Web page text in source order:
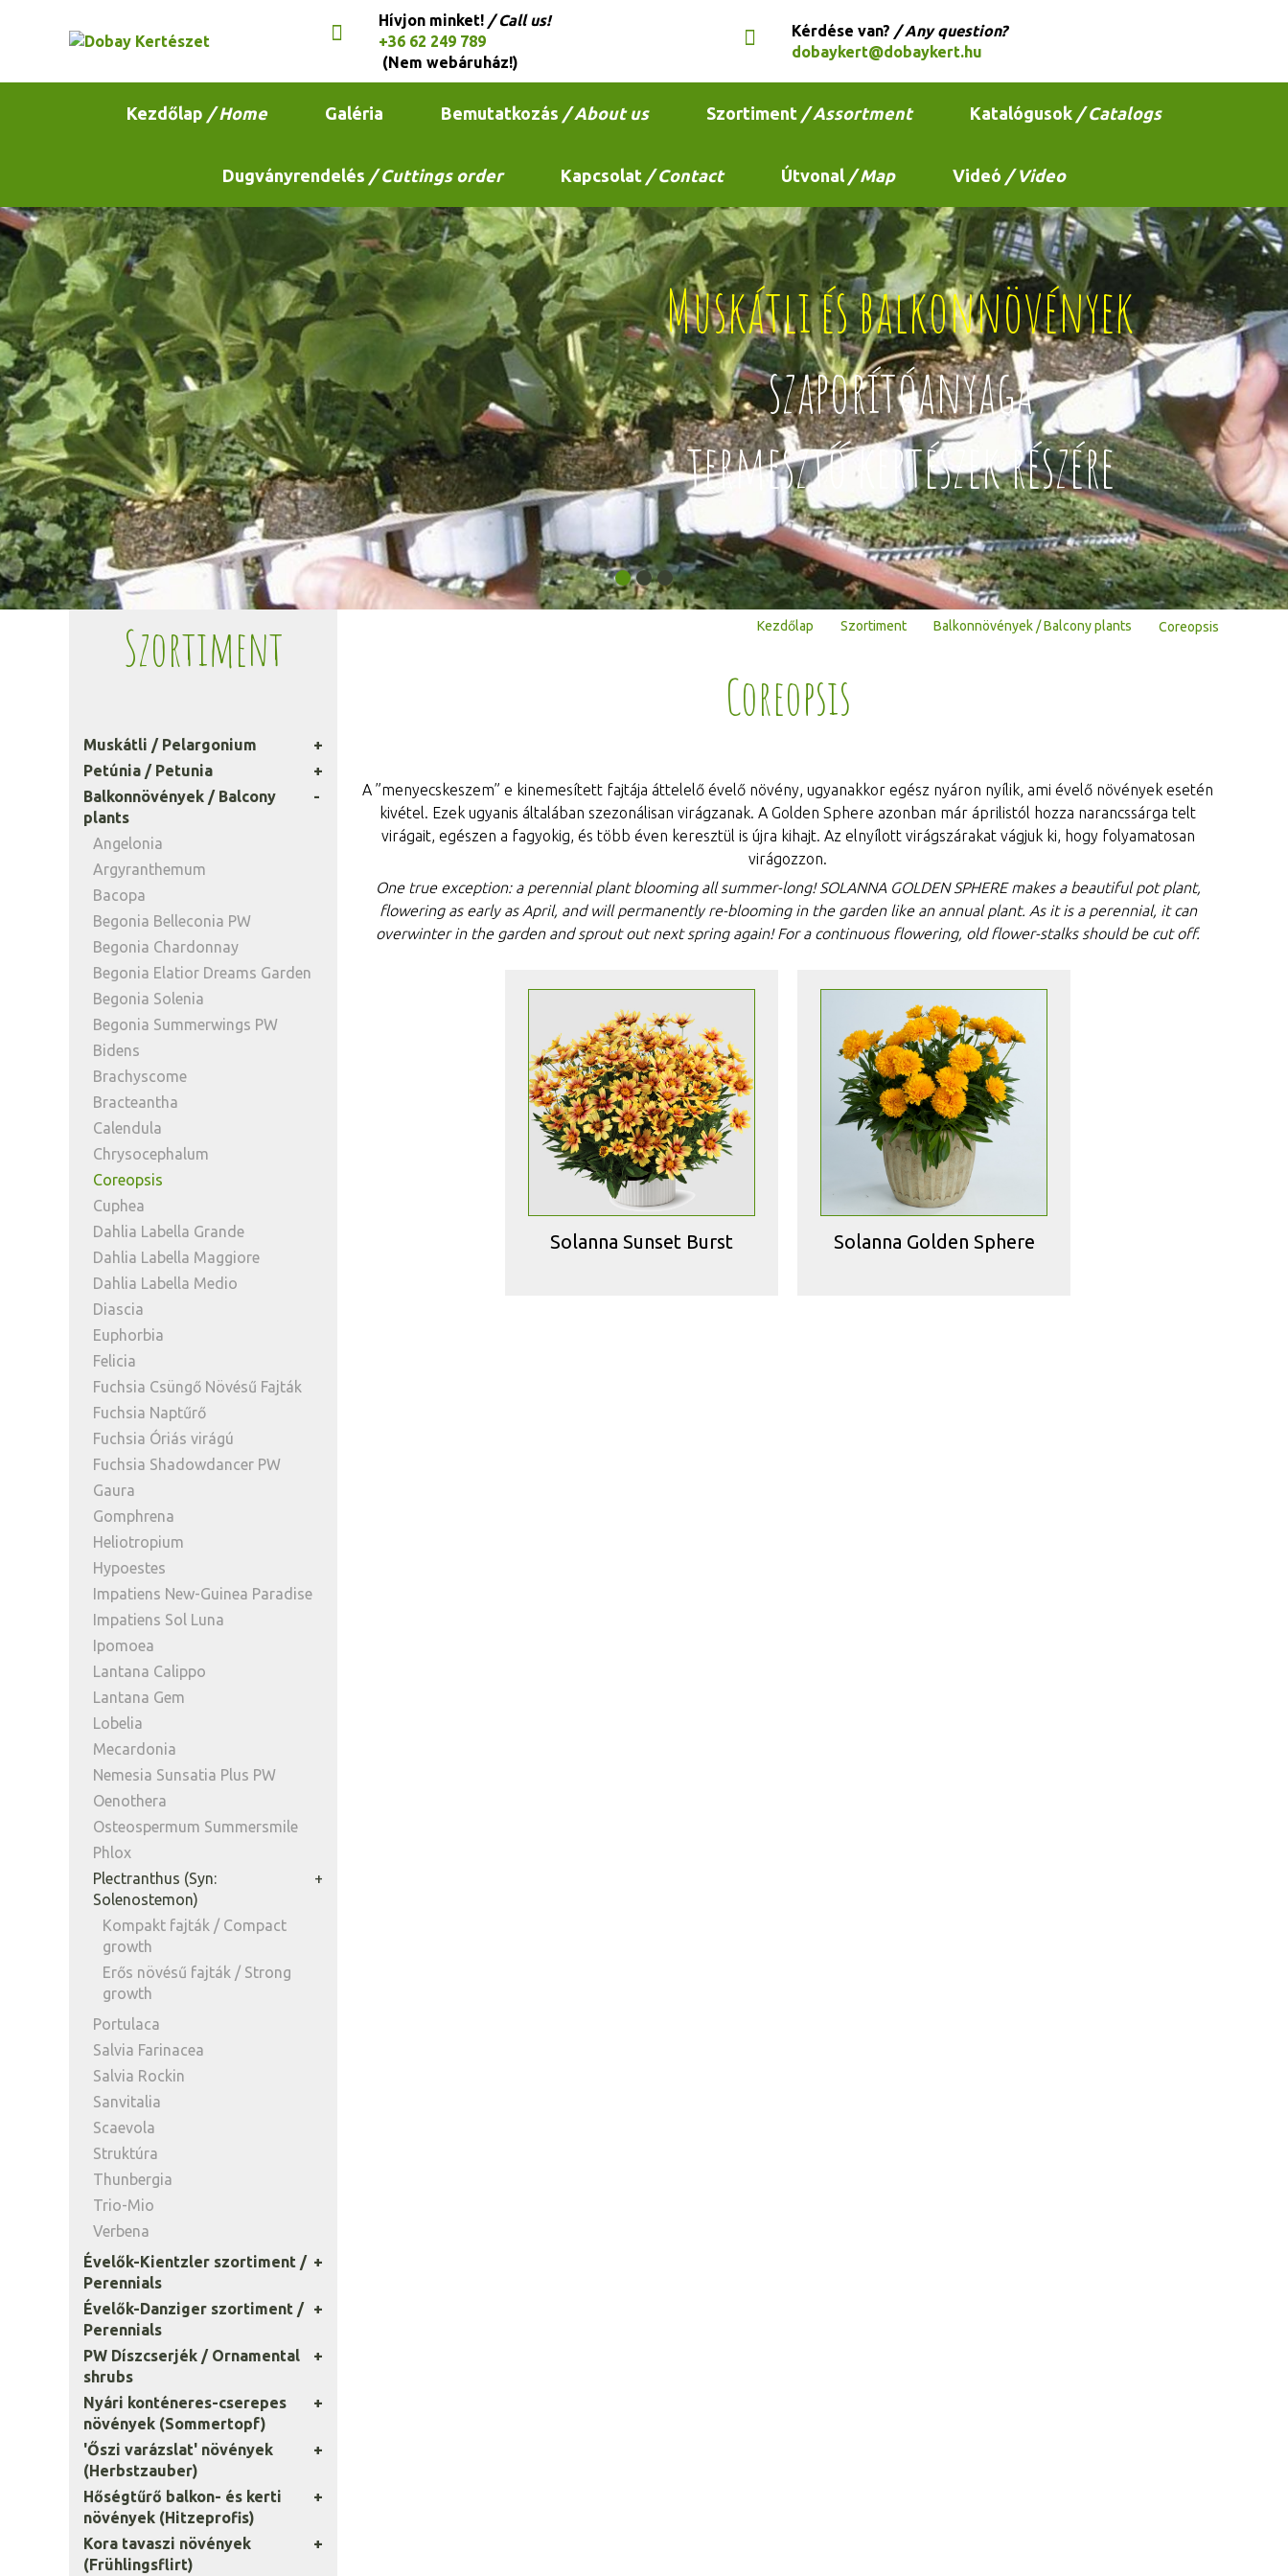
Hívjon minket! / Call us!
+36 62 249 789
(Nem webáruház!)
Kérdése van? / Any question?
dobaykert@dobaykert.hu
Kezdőlap / Home Galéria Bemutatkozás / About us Szortiment / Assortment Katalógusok / Catalogs
Dugványrendelés / Cuttings order Kapcsolat / Contact Útvonal / Map Videó / Video
Muskátli és balkonnövények
szaporítóanyaga
termesztő kertészek részére
Szortiment
Muskátli / Pelargonium
Petúnia / Petunia
Balkonnövények / Balcony
plants
Angelonia
Argyranthemum
Bacopa
Begonia Belleconia PW
Begonia Chardonnay
Begonia Elatior Dreams Garden
Begonia Solenia
Begonia Summerwings PW
Bidens
Brachyscome
Bracteantha
Calendula
Chrysocephalum
Coreopsis
Cuphea
Dahlia Labella Grande
Dahlia Labella Maggiore
Dahlia Labella Medio
Diascia
Euphorbia
Felicia
Fuchsia Csüngő Növésű Fajták
Fuchsia Naptűrő
Fuchsia Óriás virágú
Fuchsia Shadowdancer PW
Gaura
Gomphrena
Heliotropium
Hypoestes
Impatiens New-Guinea Paradise
Impatiens Sol Luna
Ipomoea
Lantana Calippo
Lantana Gem
Lobelia
Mecardonia
Nemesia Sunsatia Plus PW
Oenothera
Osteospermum Summersmile
Phlox
Plectranthus (Syn:
Solenostemon)
Kompakt fajták / Compact
growth
Erős növésű fajták / Strong
growth
Portulaca
Salvia Farinacea
Salvia Rockin
Sanvitalia
Scaevola
Struktúra
Thunbergia
Trio-Mio
Verbena
Évelők-Kientzler szortiment /
Perennials
Évelők-Danziger szortiment /
Perennials
PW Díszcserjék / Ornamental
shrubs
Nyári konténeres-cserepes
növények (Sommertopf)
'Őszi varázslat' növények
(Herbstzauber)
Hőségtűrő balkon- és kerti
növények (Hitzeprofis)
Kora tavaszi növények
(Frühlingsflirt)
Kezdőlap Szortiment Balkonnövények / Balcony plants Coreopsis
Coreopsis
A ”menyecskeszem” e kinemesített fajtája áttelelő évelő növény, ugyanakkor egész nyáron nyílik, ami évelő növények esetén
kivétel. Ezek ugyanis általában szezonálisan virágzanak. A Golden Sphere azonban már áprilistól hozza narancssárga telt
virágait, egészen a fagyokig, és több éven keresztül is újra kihajt. Az elnyílott virágszárakat vágjuk ki, hogy folyamatosan
virágozzon.
One true exception: a perennial plant blooming all summer-long! SOLANNA GOLDEN SPHERE makes a beautiful pot plant,
flowering as early as April, and will permanently re-blooming in the garden like an annual plant. As it is a perennial, it can
overwinter in the garden and sprout out next spring again! For a continuous flowering, old flower-stalks should be cut off.
Solanna Sunset Burst Solanna Golden Sphere